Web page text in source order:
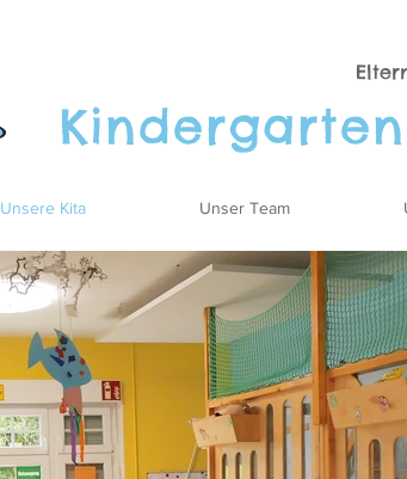
Kinder
Unsere Kita Unser Team